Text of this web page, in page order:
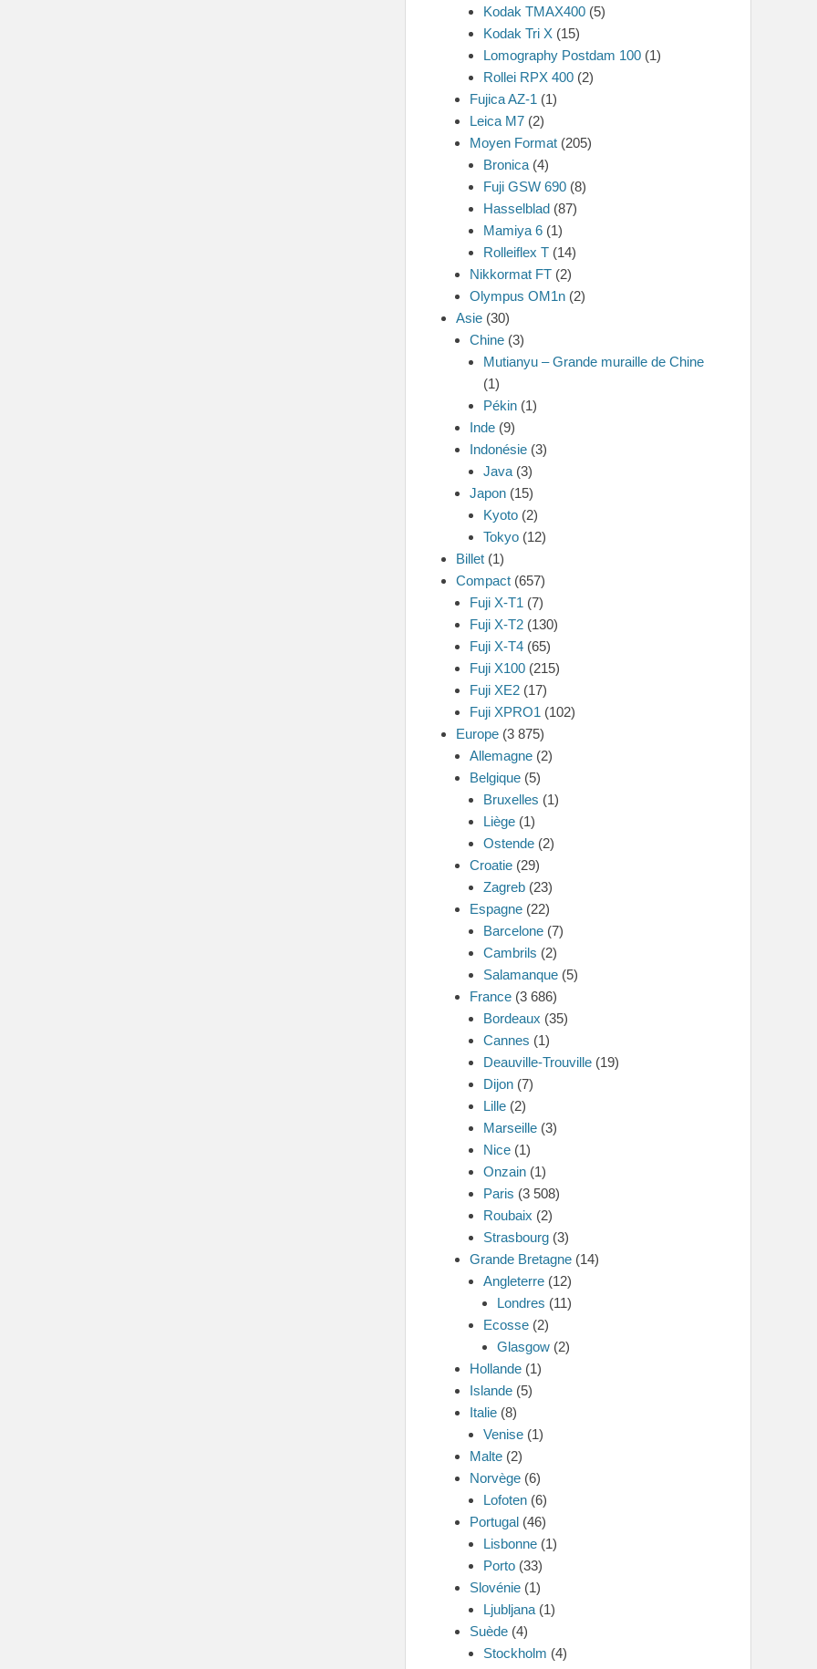
Kodak TMAX400 (5)
Kodak Tri X (15)
Lomography Postdam 100 (1)
Rollei RPX 400 (2)
Fujica AZ-1 (1)
Leica M7 (2)
Moyen Format (205)
Bronica (4)
Fuji GSW 690 (8)
Hasselblad (87)
Mamiya 6 (1)
Rolleiflex T (14)
Nikkormat FT (2)
Olympus OM1n (2)
Asie (30)
Chine (3)
Mutianyu – Grande muraille de Chine
(1)
Pékin (1)
Inde (9)
Indonésie (3)
Java (3)
Japon (15)
Kyoto (2)
Tokyo (12)
Billet (1)
Compact (657)
Fuji X-T1 (7)
Fuji X-T2 (130)
Fuji X-T4 (65)
Fuji X100 (215)
Fuji XE2 (17)
Fuji XPRO1 (102)
Europe (3 875)
Allemagne (2)
Belgique (5)
Bruxelles (1)
Liège (1)
Ostende (2)
Croatie (29)
Zagreb (23)
Espagne (22)
Barcelone (7)
Cambrils (2)
Salamanque (5)
France (3 686)
Bordeaux (35)
Cannes (1)
Deauville-Trouville (19)
Dijon (7)
Lille (2)
Marseille (3)
Nice (1)
Onzain (1)
Paris (3 508)
Roubaix (2)
Strasbourg (3)
Grande Bretagne (14)
Angleterre (12)
Londres (11)
Ecosse (2)
Glasgow (2)
Hollande (1)
Islande (5)
Italie (8)
Venise (1)
Malte (2)
Norvège (6)
Lofoten (6)
Portugal (46)
Lisbonne (1)
Porto (33)
Slovénie (1)
Ljubljana (1)
Suède (4)
Stockholm (4)